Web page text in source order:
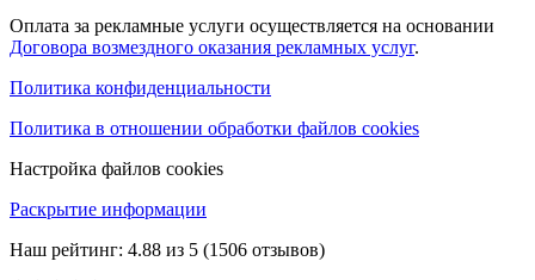
Оплата за рекламные услуги осуществляется на основании
Договора возмездного оказания рекламных услуг.
Политика конфиденциальности
Политика в отношении обработки файлов cookies
Настройка файлов cookies
Раскрытие информации
Наш рейтинг: 4.88 из 5 (1506 отзывов)